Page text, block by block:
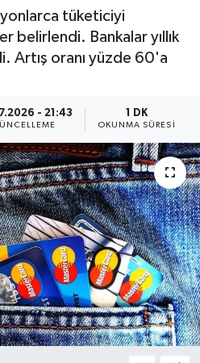
tüketiciyi
belirlendi. Bankalar yıllık
Artış oranı yüzde 60'a
- 21:43 1 DK
OKUNMA SÜRESI